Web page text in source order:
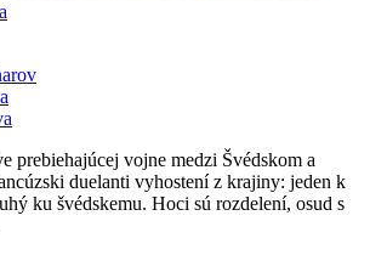
prebiehajúcej vojne medzi Švédskom a
duelanti vyhostení z krajiny: jeden k
ku švédskemu. Hoci sú rozdelení, osud s